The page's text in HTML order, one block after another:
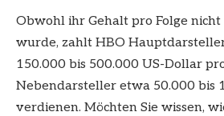
Obwohl ihr Gehalt pro Folge
wurde, zahlt HBO
150.000 bis 500.000 US-Dollar
Nebendarsteller etwa 50.000 bis
verdienen. Möchten Sie wissen,